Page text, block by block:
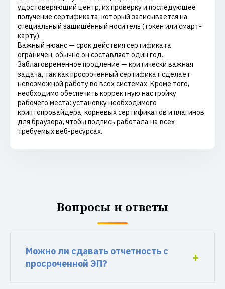
удостоверяющий центр, их проверку и последующее
получение сертификата, который записывается на
специальный защищённый носитель (токен или смарт-
карту).
Важный нюанс — срок действия сертификата
ограничен, обычно он составляет один год.
Заблаговременное продление — критически важная
задача, так как просроченный сертификат сделает
невозможной работу во всех системах. Кроме того,
необходимо обеспечить корректную настройку
рабочего места: установку необходимого
криптопровайдера, корневых сертификатов и плагинов
для браузера, чтобы подпись работала на всех
требуемых веб-ресурсах.
Вопросы и ответы
Можно ли сдавать отчетность с
просроченной ЭП?